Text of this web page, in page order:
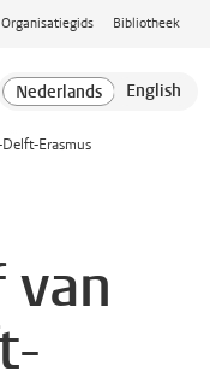
Organisatiegids Bibliotheek
Erasmus